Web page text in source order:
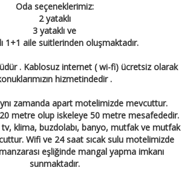
Oda seçeneklerimiz:
2 yataklı
3 yataklı ve
1+1 aile suitlerinden oluşmaktadır.
. Kablosuz internet ( wi-fi) ücretsiz olarak
hizmetindedir .
zamanda apart motelimizde mevcuttur.
metre olup iskeleye 50 metre mesafededir.
tv, klima, buzdolabı, banyo, mutfak ve mutfak
Wifi ve 24 saat sıcak sulu motelimizde
eşliğinde mangal yapma imkanı
sunmaktadır.